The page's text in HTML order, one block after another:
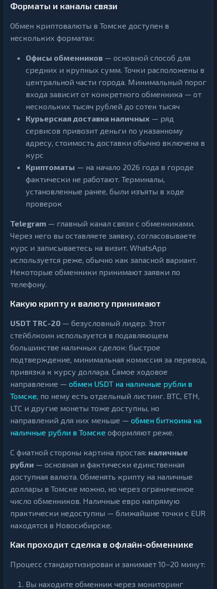
Форматы и каналы связи
Обмен криптовалюты в Томске доступен в
нескольких форматах:
Офисы обменников — основной способ для
средних и крупных сумм. Точки расположены в
центральной части города. Минимальный порог
входа зависит от конкретного обменника — от
нескольких тысяч рублей до сотен тысяч
Курьерская доставка наличных — ряд
сервисов привозит деньги по указанному
адресу, стоимость доставки обычно включена в
курс
Криптоматы — на начало 2026 года в городе
фактически не работают. Терминалы,
установленные ранее, были изъяты в ходе
проверок
Telegram — главный канал связи с обменниками.
Через него вы оставляете заявку, согласовываете
курс и записываетесь на визит. WhatsApp
используется реже, обычно как запасной вариант.
Некоторые обменники принимают заявки по
телефону.
Какую крипту и валюту принимают
USDT TRC-20 — безусловный лидер. Этот
стейблкоин используется в подавляющем
большинстве наличных сделок: быстрое
подтверждение, минимальная комиссия за перевод,
привязка к курсу доллара. Самое ходовое
направление — обмен USDT на наличные рубли в
Томске, по нему есть отдельный листинг. BTC, ETH,
LTC и другие монеты тоже доступны, но
направлений для них меньше — обмен биткоина на
наличные рубли в Томске оформляют реже.
С фиатной стороны картина простая: наличные
рубли — основная и фактически единственная
доступная валюта. Обменять крипту на наличные
доллары в Томске можно, но через ограниченное
число обменников. Наличные евро напрямую
практически недоступны — ближайшие точки с EUR
находятся в Новосибирске.
Как проходит сделка в офлайн-обменнике
Процесс стандартизирован и занимает 10–20 минут:
Вы находите обменник через мониторинг